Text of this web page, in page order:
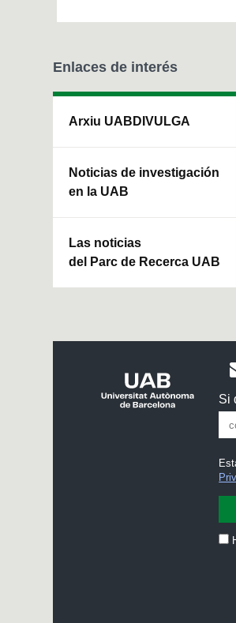
Enlaces de interés
Arxiu UABDIVULGA
Noticias de investigación
en la UAB
Las noticias
del Parc de Recerca UAB
Si